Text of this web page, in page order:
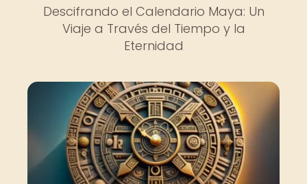
Descifrando el Calendario Maya: Un
Viaje a Través del Tiempo y la
Eternidad